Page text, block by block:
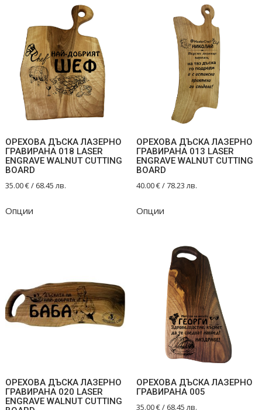
ОРЕХОВА ДЪСКА ЛАЗЕРНО
ГРАВИРАНА 018 LASER
ENGRAVE WALNUT CUTTING
BOARD
35.00€/ 68.45 лв.
Опции
ОРЕХОВА ДЪСКА ЛАЗЕРНО
ГРАВИРАНА 013 LASER
ENGRAVE WALNUT CUTTING
BOARD
40.00€/ 78.23 лв.
Опции
ОРЕХОВА ДЪСКА ЛАЗЕРНО
ГРАВИРАНА 020 LASER
ENGRAVE WALNUT CUTTING
ОРЕХОВА ДЪСКА ЛАЗЕРНО
ГРАВИРАНА 005
35.00€/ 68.45 лв.